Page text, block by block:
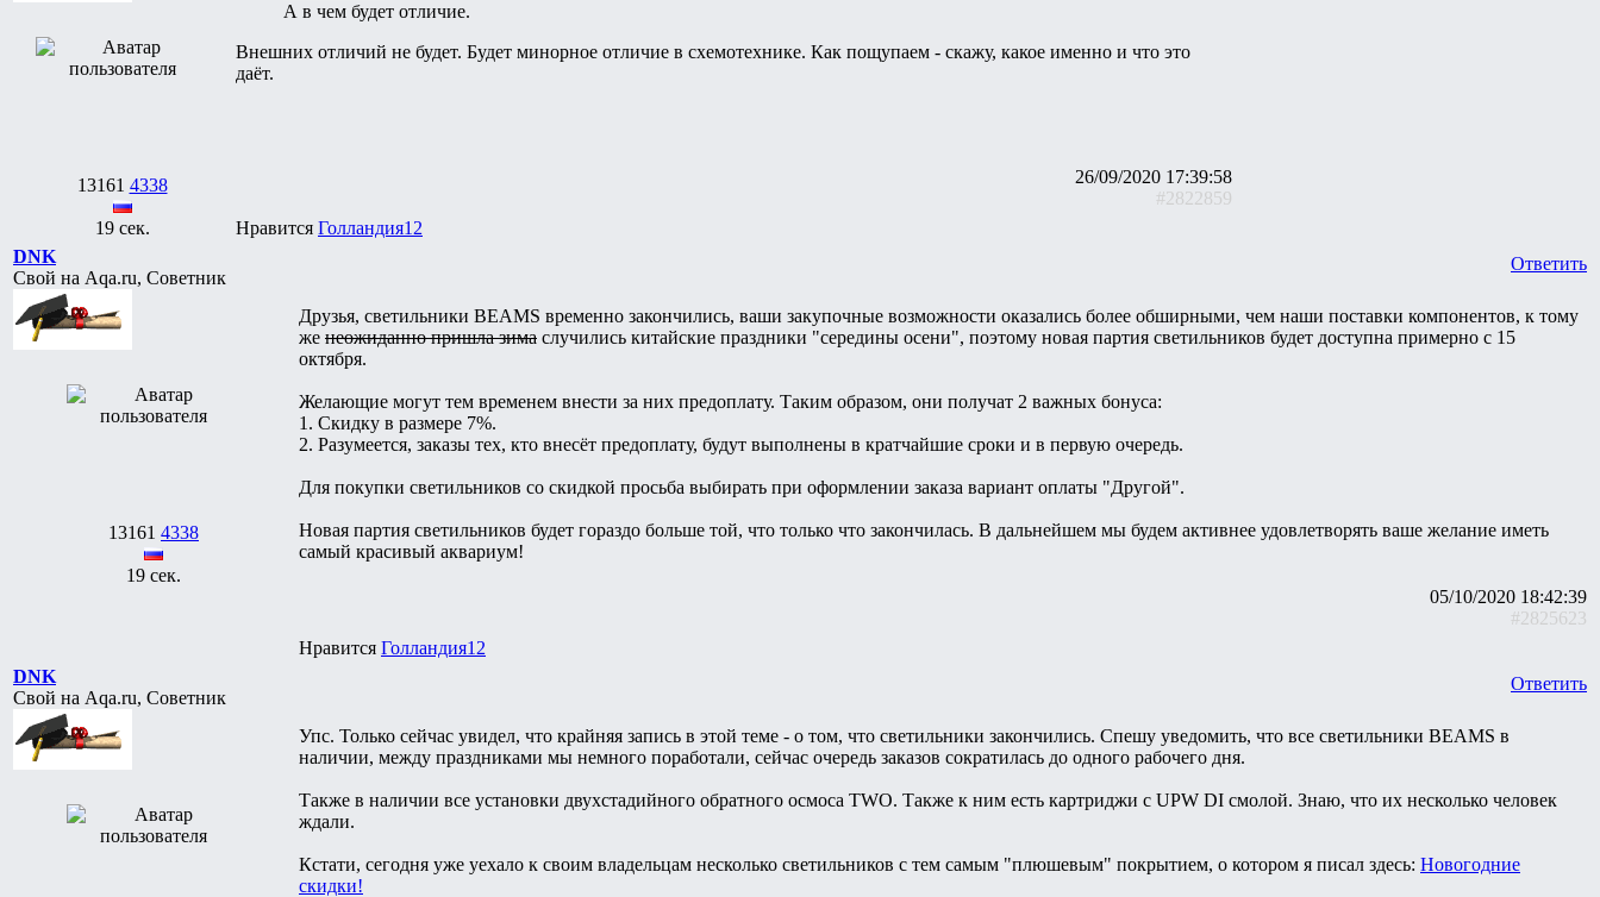
13161 4338
19 сек.
А в чем будет отличие.
Внешних отличий не будет. Будет минорное отличие в схемотехнике. Как пощупаем - скажу, какое именно и что это
даёт.
26/09/2020 17:39:58
#2822859
Нравится Голландия12
DNK
Свой на Aqa.ru, Советник
13161 4338
19 сек.
Ответить
Друзья, светильники BEAMS временно закончились, ваши закупочные возможности оказались более обширными, чем наши поставки компонентов, к тому
же неожиданно пришла зима случились китайские праздники "середины осени", поэтому новая партия светильников будет доступна примерно с 15
октября.
Желающие могут тем временем внести за них предоплату. Таким образом, они получат 2 важных бонуса:
1. Скидку в размере 7%.
2. Разумеется, заказы тех, кто внесёт предоплату, будут выполнены в кратчайшие сроки и в первую очередь.
Для покупки светильников со скидкой просьба выбирать при оформлении заказа вариант оплаты "Другой".
Новая партия светильников будет гораздо больше той, что только что закончилась. В дальнейшем мы будем активнее удовлетворять ваше желание иметь
самый красивый аквариум!
05/10/2020 18:42:39
#2825623
Нравится Голландия12
DNK
Свой на Aqa.ru, Советник
Ответить
Упс. Только сейчас увидел, что крайняя запись в этой теме - о том, что светильники закончились. Спешу уведомить, что все светильники BEAMS в
наличии, между праздниками мы немного поработали, сейчас очередь заказов сократилась до одного рабочего дня.
Также в наличии все установки двухстадийного обратного осмоса TWO. Также к ним есть картриджи с UPW DI смолой. Знаю, что их несколько человек
ждали.
Кстати, сегодня уже уехало к своим владельцам несколько светильников с тем самым "плюшевым" покрытием, о котором я писал здесь: Новогодние
скидки!